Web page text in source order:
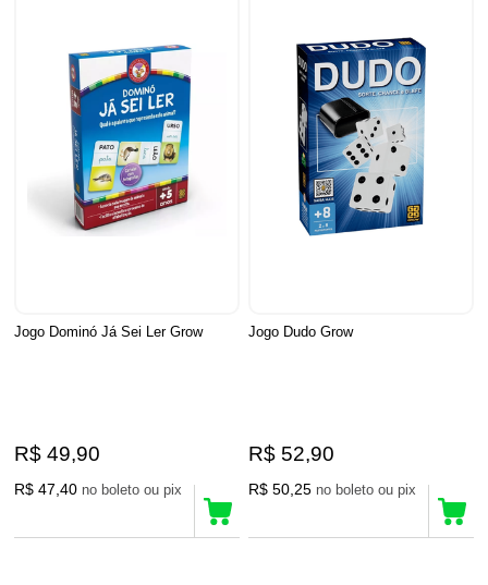
Jogo Dominó Já Sei Ler Grow
R$ 49,90
R$ 47,40 no boleto ou pix
Jogo Dudo Grow
R$ 52,90
R$ 50,25 no boleto ou pix